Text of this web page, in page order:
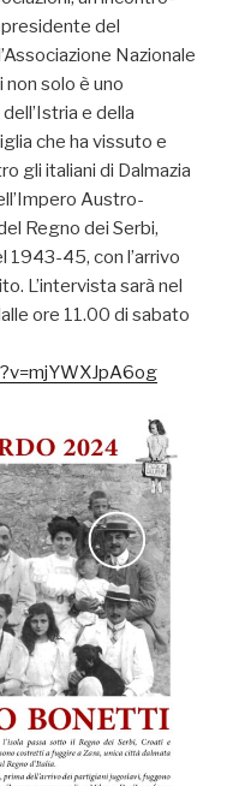
del
Nazionale
non solo è uno
e della
che ha vissuto e
gli italiani di Dalmazia
Austro-
Regno dei Serbi,
1943-45, con l’arrivo
L’intervista sarà nel
ore 11.00 di sabato